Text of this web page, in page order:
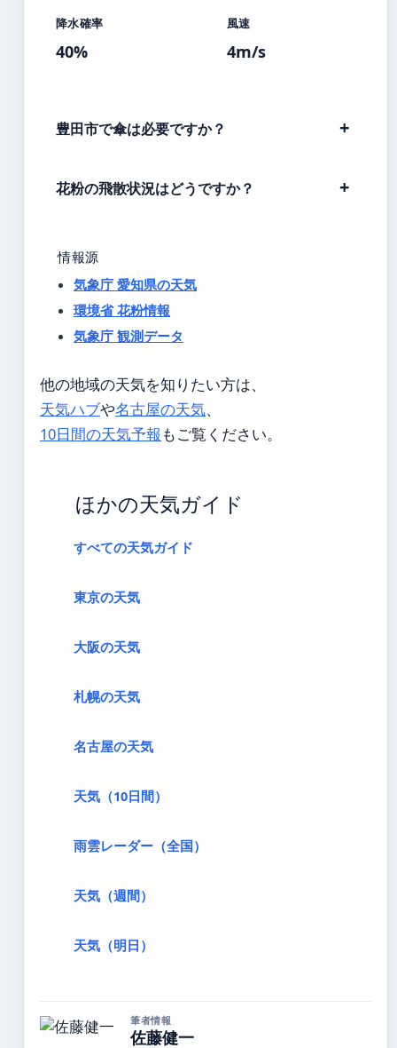
降水確率
40%
風速
4m/s
豊田市で傘は必要ですか？
花粉の飛散状況はどうですか？
情報源
気象庁 愛知県の天気
環境省 花粉情報
気象庁 観測データ
他の地域の天気を知りたい方は、
天気ハブや名古屋の天気、
10日間の天気予報 もご覧ください。
ほかの天気ガイド
すべての天気ガイド
東京の天気
大阪の天気
札幌の天気
名古屋の天気
天気（10日間）
雨雲レーダー（全国）
天気（週間）
天気（明日）
筆者情報
佐藤健一